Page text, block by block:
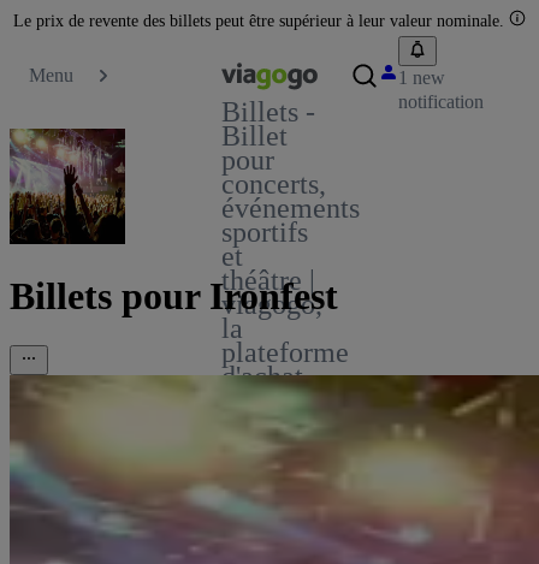
Le prix de revente des billets peut être supérieur à leur valeur nominale.
Menu
Billets -
Billet
pour
concerts,
événements
sportifs
et
théâtre |
viagogo,
la
plateforme
d'achat
et de
vente
billets
1 new
notification
Billets pour Ironfest